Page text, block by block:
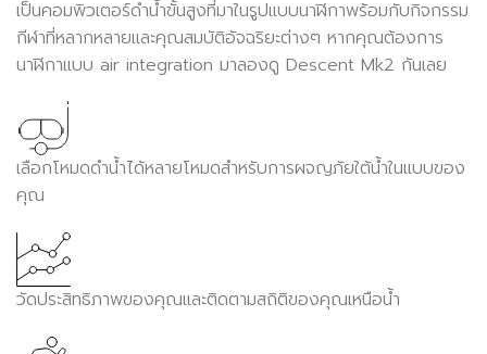
เป็นคอมพิวเตอร์ดำน้ำขั้นสูงที่มาในรูปแบบนาฬิกาพร้อมกับกิจกรรม
กีฬาที่หลากหลายและคุณสมบัติอัจฉริยะต่างๆ หากคุณต้องการ
นาฬิกาแบบ air integration มาลองดู Descent Mk2 กันเลย
เลือกโหมดดำน้ำได้หลายโหมดสำหรับการผจญภัยใต้น้ำในแบบของ
คุณ
วัดประสิทธิภาพของคุณและติดตามสถิติของคุณเหนือน้ำ